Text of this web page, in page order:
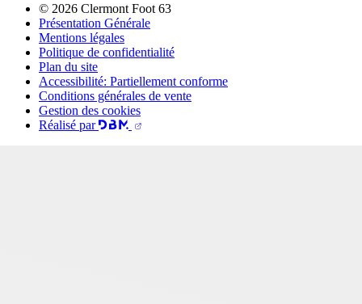
© 2026 Clermont Foot 63
Présentation Générale
Mentions légales
Politique de confidentialité
Plan du site
Accessibilité: Partiellement conforme
Conditions générales de vente
Gestion des cookies
Réalisé par